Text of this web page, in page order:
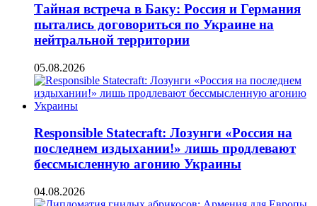
Тайная встреча в Баку: Россия и Германия
пытались договориться по Украине на
нейтральной территории
05.08.2026
Responsible Statecraft: Лозунги «Россия на
последнем издыхании!» лишь продлевают
бессмысленную агонию Украины
04.08.2026